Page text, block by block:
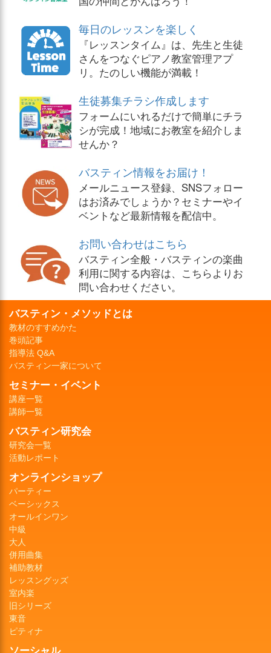
毎日のレッスンを楽しく
『レッスンタイム』は、先生と生徒
さんをつなぐピアノ教室管理アプ
リ。たのしい機能が満載！
生徒募集チラシ作成します
フォームにいれるだけで簡単にチラ
シが完成！地域にお教室を紹介しま
せんか？
バスティン情報をお届け！
メールニュース登録、SNSフォロー
はお済みでしょうか？セミナーやイ
ベントなど最新情報を配信中。
お問い合わせはこちら
バスティン全般・バスティンの楽曲
利用に関する内容は、こちらよりお
問い合わせください。
バスティン・メソッドとは
教材のすすめかた
巻頭記事
指導法 Q&A
バスティン一家について
セミナー・イベント
講座一覧
講師一覧
バスティン研究会
研究会一覧
活動レポート
オンラインショップ
パーティー
ベーシックス
オールインワン
中級
大人
併用曲集
補助教材
レッスングッズ
室内楽
旧シリーズ
東音
ピティナ
ソーシャル